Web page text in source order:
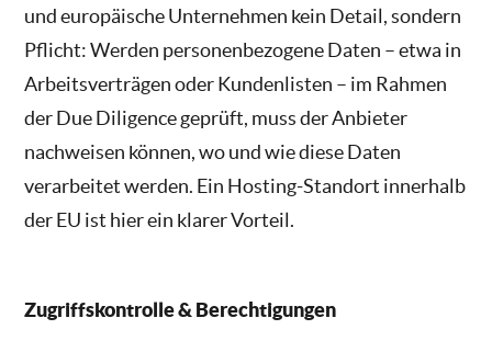
und europäische Unternehmen kein Detail, sondern
Pflicht: Werden personenbezogene Daten – etwa in
Arbeitsverträgen oder Kundenlisten – im Rahmen
der Due Diligence geprüft, muss der Anbieter
nachweisen können, wo und wie diese Daten
verarbeitet werden. Ein Hosting-Standort innerhalb
der EU ist hier ein klarer Vorteil.
Zugriffskontrolle & Berechtigungen